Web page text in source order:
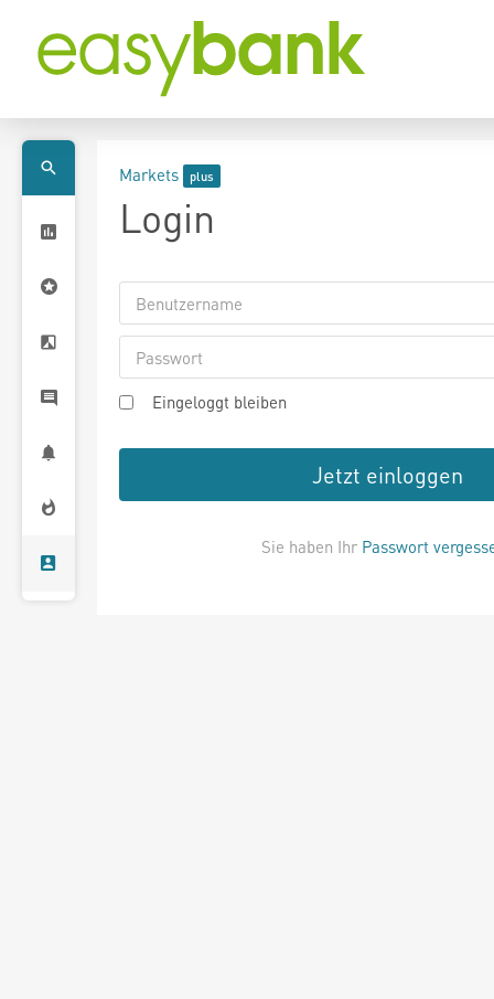
Markets
Login
Eingeloggt bleiben
Jetzt einloggen
Sie haben Ihr Passwort